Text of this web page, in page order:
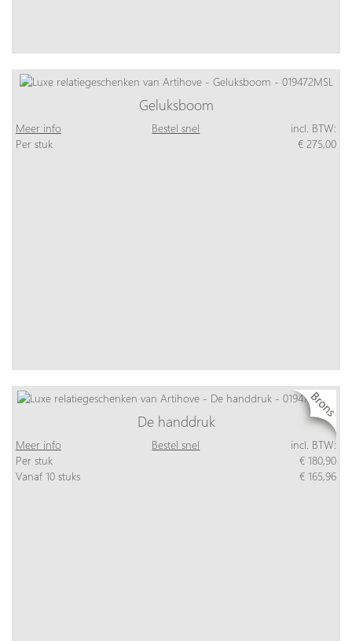
Geluksboom
Meer info Bestel snel
incl. BTW:
Per stuk
€ 275,00
De handdruk
Meer info Bestel snel
incl. BTW:
Per stuk
€ 180,90
Vanaf 10 stuks
€ 165,96